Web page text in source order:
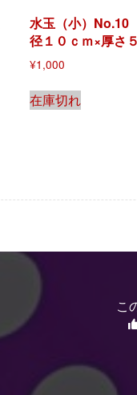
水玉（小）
径１０ｃｍ×厚さ
¥1,000
在庫切れ
こ